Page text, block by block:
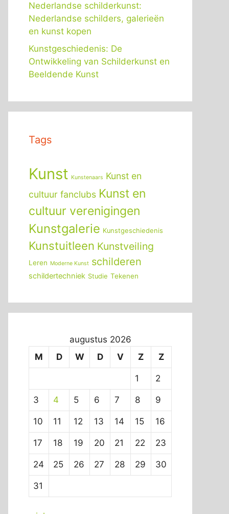
Nederlandse schilderkunst:
Nederlandse schilders, galerieën
en kunst kopen
Kunstgeschiedenis: De
Ontwikkeling van Schilderkunst en
Beeldende Kunst
Tags
Kunst Kunstenaars Kunst en
cultuur fanclubs Kunst en
cultuur verenigingen
Kunstgalerie Kunstgeschiedenis
Kunstuitleen Kunstveiling
Leren Moderne Kunst schilderen
schildertechniek Studie Tekenen
augustus 2026
M
D W D V Z Z
1 2
3 4 5 6 7 8 9
10 11 12 13 14 15 16
17 18 19 20 21 22 23
24 25 26 27 28 29 30
31